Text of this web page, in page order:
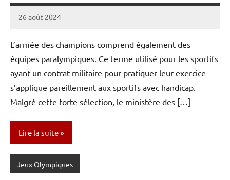
26 août 2024
Caporal
Aucun
L’armée des champions comprend également des
équipes paralympiques. Ce terme utilisé pour les sportifs
ayant un contrat militaire pour pratiquer leur exercice
s’applique pareillement aux sportifs avec handicap.
Malgré cette forte sélection, le ministère des […]
Lire la suite
Jeux Olympiques